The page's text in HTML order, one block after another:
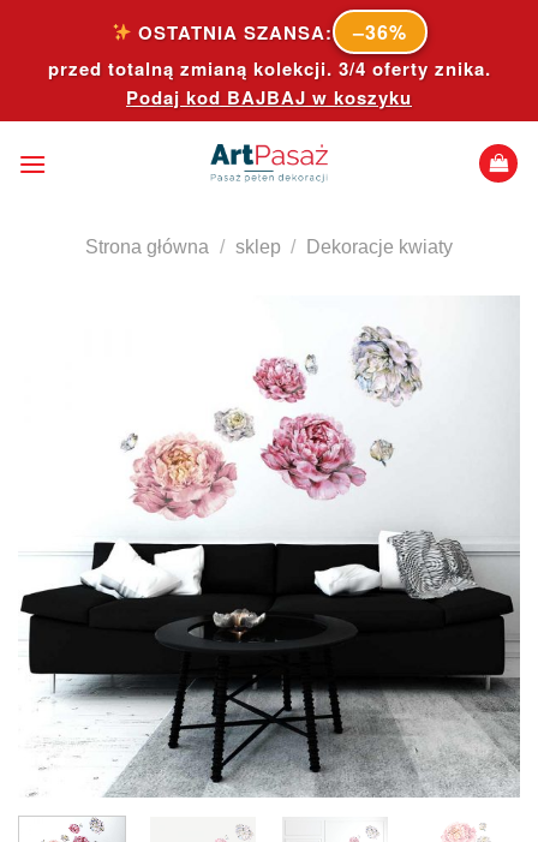
content
OSTATNIA SZANSA: –36%
przed totalną zmianą kolekcji. 3/4 oferty znika.
Podaj kod BAJBAJ w koszyku
Strona główna / sklep / Dekoracje kwiaty